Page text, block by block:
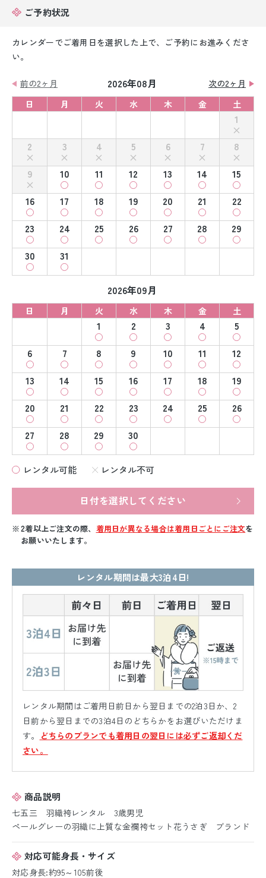
ご予約状況
カレンダーでご着用日を選択した上で、ご予約にお進みくださ
い。
前の2ヶ月 2026年08月
次の2ヶ月
日
月 火 水 木 金 土
1
2
3 4 5 6 7
8
9
10 11 12 13 14
15
16
17 18 19 20 21
22
23
24 25 26 27 28
29
30
31
2026年09月
日 月 火 水 木 金 土
1 2 3 4
5
6
7 8 9 10 11
12
13
14 15 16 17 18
19
20
21 22 23 24 25
26
27
28 29 30
レンタル可能 レンタル不可
日付を選択してください
2着以上ご注文の際、 着用日が異なる場合は着用日ごとにご注文を
お願いいたします。
レンタル期間は最大3泊4日!
レンタル期間はご着用日前日から翌日までの2泊3日か、2
日前から翌日までの3泊4日のどちらかをお選びいただけま
す。
どちらのプランでも着用日の翌日には必ずご返却くだ
さい。
商品説明
七五三 羽織袴レンタル 3歳男児
ペールグレーの羽織に上質な金襴袴セット花うさぎ ブランド
対応可能身長・サイズ
対応身長:約95～105前後